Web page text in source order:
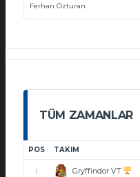
Ferhan Özturan
TÜM ZAMANLAR
POS TAKIM
1 Gryffindor VT